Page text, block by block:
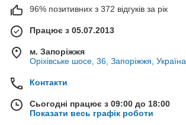
96% позитивних з 372 відгуків за рік
Працює з 05.07.2013
м. Запоріжжя
Оріхівське шосе, 36, Запоріжжя, Україна
Контакти
Сьогодні працює з 09:00 до 18:00
Показати весь графік роботи